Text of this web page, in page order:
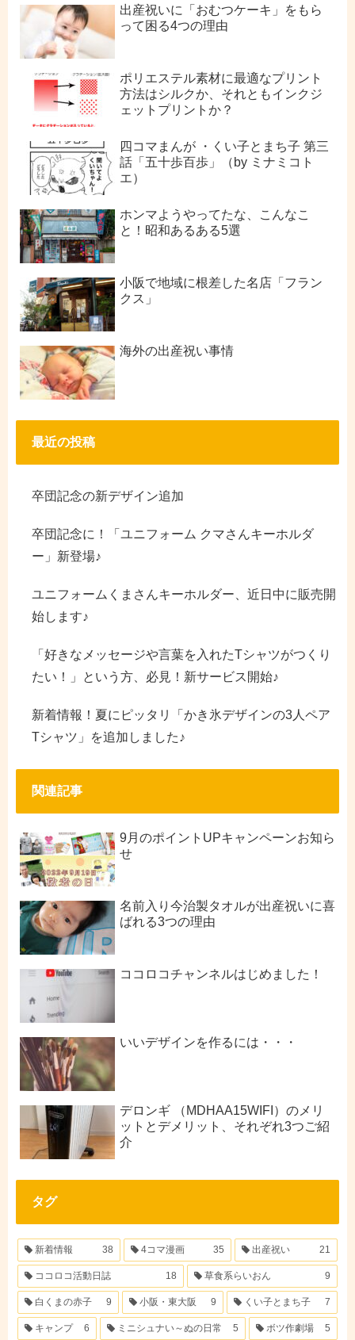
出産祝いに「おむつケーキ」をもら
って困る4つの理由
ポリエステル素材に最適なプリント
方法はシルクか、それともインクジ
ェットプリントか？
四コマまんが ・くい子とまち子 第三
話「五十歩百歩」（by ミナミコト
エ）
ホンマようやってたな、こんなこ
と！昭和あるある5選
小阪で地域に根差した名店「フラン
クス」
海外の出産祝い事情
最近の投稿
卒団記念の新デザイン追加
卒団記念に！「ユニフォーム クマさんキーホルダ
ー」新登場♪
ユニフォームくまさんキーホルダー、近日中に販売開
始します♪
「好きなメッセージや言葉を入れたTシャツがつくり
たい！」という方、必見！新サービス開始♪
新着情報！夏にピッタリ「かき氷デザインの3人ペア
Tシャツ」を追加しました♪
関連記事
9月のポイントUPキャンペーンお知ら
せ
名前入り今治製タオルが出産祝いに喜
ばれる3つの理由
ココロコチャンネルはじめました！
いいデザインを作るには・・・
デロンギ （MDHAA15WIFI）のメリ
ットとデメリット、それぞれ3つご紹
介
タグ
新着情報 38 4コマ漫画 35 出産祝い 21
ココロコ活動日誌 18 草食系らいおん 9
白くまの赤子 9 小阪・東大阪 9 くい子とまち子 7
キャンプ 6 ミニシュナい～ぬの日常 5 ボツ作劇場 5